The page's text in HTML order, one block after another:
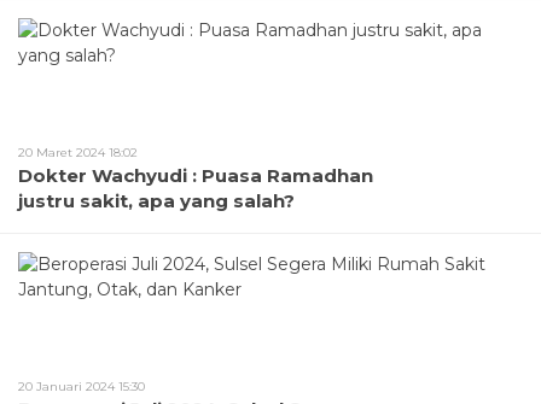
20 Maret 2024 18:02
Dokter Wachyudi : Puasa Ramadhan
justru sakit, apa yang salah?
20 Januari 2024 15:30